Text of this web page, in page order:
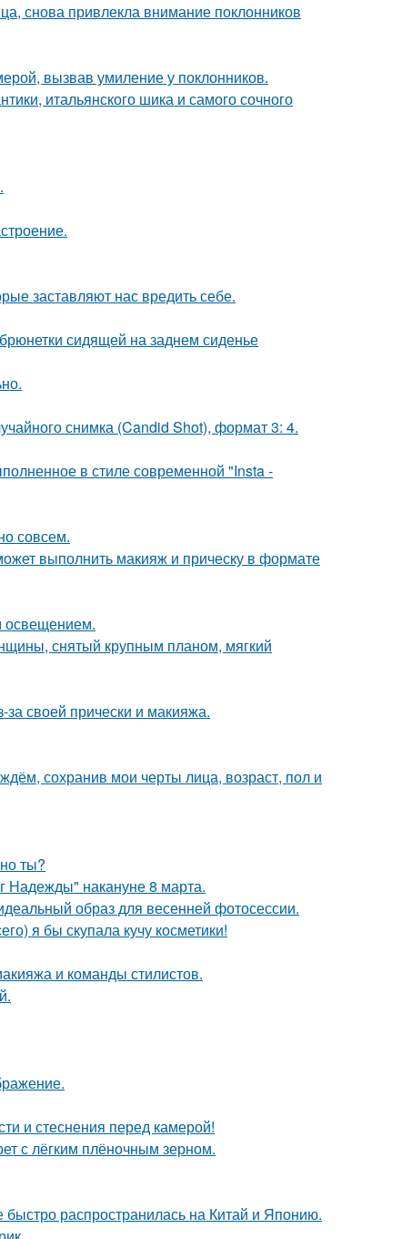
снова привлекла внимание поклонников
вызвав умиление у поклонников.
итальянского шика и самого сочного
заставляют нас вредить себе.
сидящей на заднем сиденье
снимка (Candid Shot), формат 3: 4.
в стиле современной "Insta -
совсем.
выполнить макияж и прическу в формате
освещением.
снятый крупным планом, мягкий
своей прически и макияжа.
сохранив мои черты лица, возраст, пол и
ты?
Надежды" накануне 8 марта.
образ для весенней фотосессии.
я бы скупала кучу косметики!
и команды стилистов.
и стеснения перед камерой!
с лёгким плёночным зерном.
распространилась на Китай и Японию.